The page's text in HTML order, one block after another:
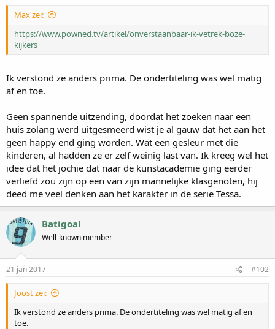
s
a
r
m
Max zei:
https://www.powned.tv/artikel/onverstaanbaar-ik-vetrek-boze-
kijkers
Ik verstond ze anders prima. De ondertiteling was wel matig
af en toe.
Geen spannende uitzending, doordat het zoeken naar een
huis zolang werd uitgesmeerd wist je al gauw dat het aan het
geen happy end ging worden. Wat een gesleur met die
kinderen, al hadden ze er zelf weinig last van. Ik kreeg wel het
idee dat het jochie dat naar de kunstacademie ging eerder
verliefd zou zijn op een van zijn mannelijke klasgenoten, hij
deed me veel denken aan het karakter in de serie Tessa.
Batigoal
Well-known member
21 jan 2017 #102
Joost zei:
Ik verstond ze anders prima. De ondertiteling was wel matig af en
toe.